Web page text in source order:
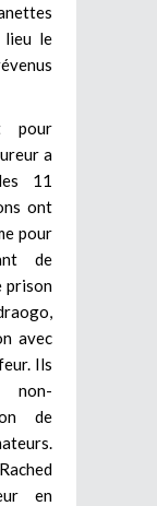
lieu le
pour
a
11
ont
pour
de
prison
avec
Ils
non-
de
en